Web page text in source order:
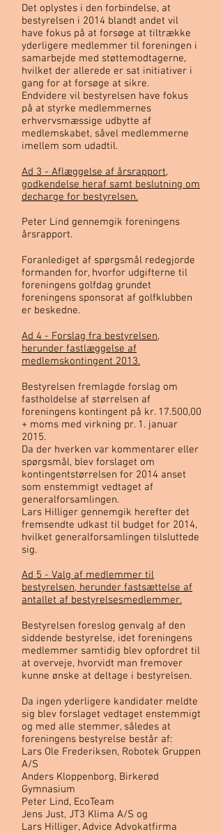
Det oplystes i den forbindelse, at
bestyrelsen i 2014 blandt andet vil
have fokus på at forsøge at tiltrække
yderligere medlemmer til foreningen i
samarbejde med støttemodtagerne,
hvilket der allerede er sat initiativer i
gang for at forsøge at sikre.
Endvidere vil bestyrelsen have fokus
på at styrke medlemmernes
erhvervsmæssige udbytte af
medlemskabet, såvel medlemmerne
imellem som udadtil.
Ad 3 - Aflæggelse af årsrapport,
godkendelse heraf samt beslutning om
decharge for bestyrelsen.
Peter Lind gennemgik foreningens
årsrapport.
Foranlediget af spørgsmål redegjorde
formanden for, hvorfor udgifterne til
foreningens golfdag grundet
foreningens sponsorat af golfklubben
er beskedne.
Ad 4 - Forslag fra bestyrelsen,
herunder fastlæggelse af
medlemskontingent 2013.
Bestyrelsen fremlagde forslag om
fastholdelse af størrelsen af
foreningens kontingent på kr. 17.500,00
+ moms med virkning pr. 1. januar
2015.
Da der hverken var kommentarer eller
spørgsmål, blev forslaget om
kontingentstørrelsen for 2014 anset
som enstemmigt vedtaget af
generalforsamlingen.
Lars Hilliger gennemgik herefter det
fremsendte udkast til budget for 2014,
hvilket generalforsamlingen tilsluttede
sig.
Ad 5 - Valg af medlemmer til
bestyrelsen, herunder fastsættelse af
antallet af bestyrelsesmedlemmer.
Bestyrelsen foreslog genvalg af den
siddende bestyrelse, idet foreningens
medlemmer samtidig blev opfordret til
at overveje, hvorvidt man fremover
kunne ønske at deltage i bestyrelsen.
Da ingen yderligere kandidater meldte
sig blev forslaget vedtaget enstemmigt
og med alle stemmer, således at
foreningens bestyrelse består af:
Lars Ole Frederiksen, Robotek Gruppen
A/S
Anders Kloppenborg, Birkerød
Gymnasium
Peter Lind, EcoTeam
Jens Just, JT3 Klima A/S og
Lars Hilliger, Advice Advokatfirma